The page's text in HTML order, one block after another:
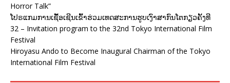
Horror Talk”
ໂປຣແກມການເຊື້ອເຊີນເຂົ້າຮ່ວມເທດສະການຮູບເງົາສາກົນໂຕກຽວຄັ້ງທີ
32 – Invitation program to the 32nd Tokyo International Film
Festival
Hiroyasu Ando to Become Inaugural Chairman of the Tokyo
International Film Festival